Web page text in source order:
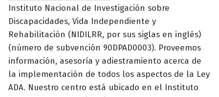
Instituto Nacional de Investigación sobre
Discapacidades, Vida Independiente y
Rehabilitación (NIDILRR, por sus siglas en inglés)
(número de subvención 90DPAD0003). Proveemos
información, asesoría y adiestramiento acerca de
la implementación de todos los aspectos de la Ley
ADA. Nuestro centro está ubicado en el Instituto